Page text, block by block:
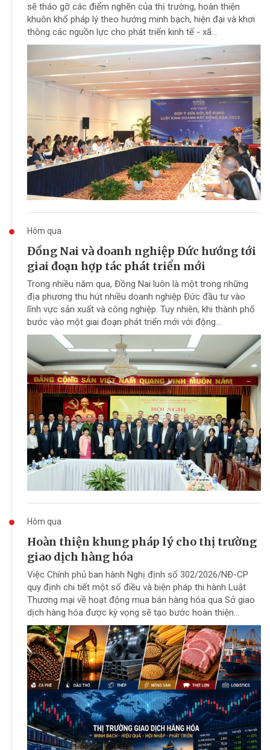
sẽ tháo gỡ các điểm nghẽn của thị trường, hoàn thiện
khuôn khổ pháp lý theo hướng minh bạch, hiện đại và khơi
thông các nguồn lực cho phát triển kinh tế - xã...
Hôm qua
Đồng Nai và doanh nghiệp Đức hướng tới
giai đoạn hợp tác phát triển mới
Trong nhiều năm qua, Đồng Nai luôn là một trong những
địa phương thu hút nhiều doanh nghiệp Đức đầu tư vào
lĩnh vực sản xuất và công nghiệp. Tuy nhiên, khi thành phố
bước vào một giai đoạn phát triển mới với động...
Hôm qua
Hoàn thiện khung pháp lý cho thị trường
giao dịch hàng hóa
Việc Chính phủ ban hành Nghị định số 302/2026/NĐ-CP
quy định chi tiết một số điều và biện pháp thi hành Luật
Thương mại về hoạt động mua bán hàng hóa qua Sở giao
dịch hàng hóa được kỳ vọng sẽ tạo bước hoàn thiện...